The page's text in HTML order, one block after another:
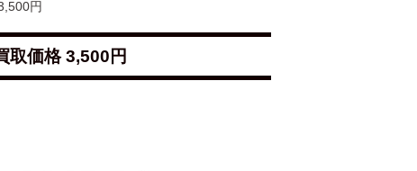
円
取価格 3,500円